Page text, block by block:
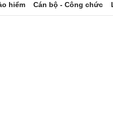
hiểm Cán bộ - Công chức